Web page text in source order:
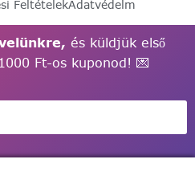
FeltételekAdatvédelm
és küldjük első
Ft-os kuponod! 💌